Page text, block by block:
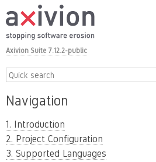
Axivion Suite 7.12.2-public
Navigation
1. Introduction
2. Project Configuration
3. Supported Languages